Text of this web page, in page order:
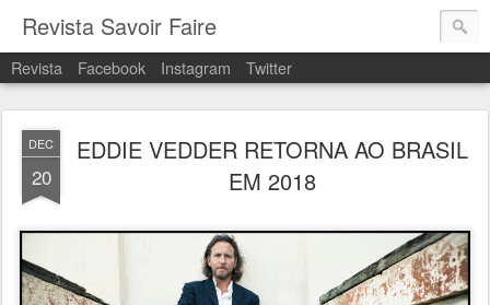
Revista Savoir Faire
Revista Facebook Instagram Twitter
DEC
20
EDDIE VEDDER RETORNA AO BRASIL
EM 2018